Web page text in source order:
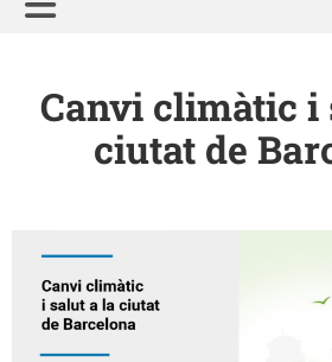
Canvi climàtic i
ciutat de